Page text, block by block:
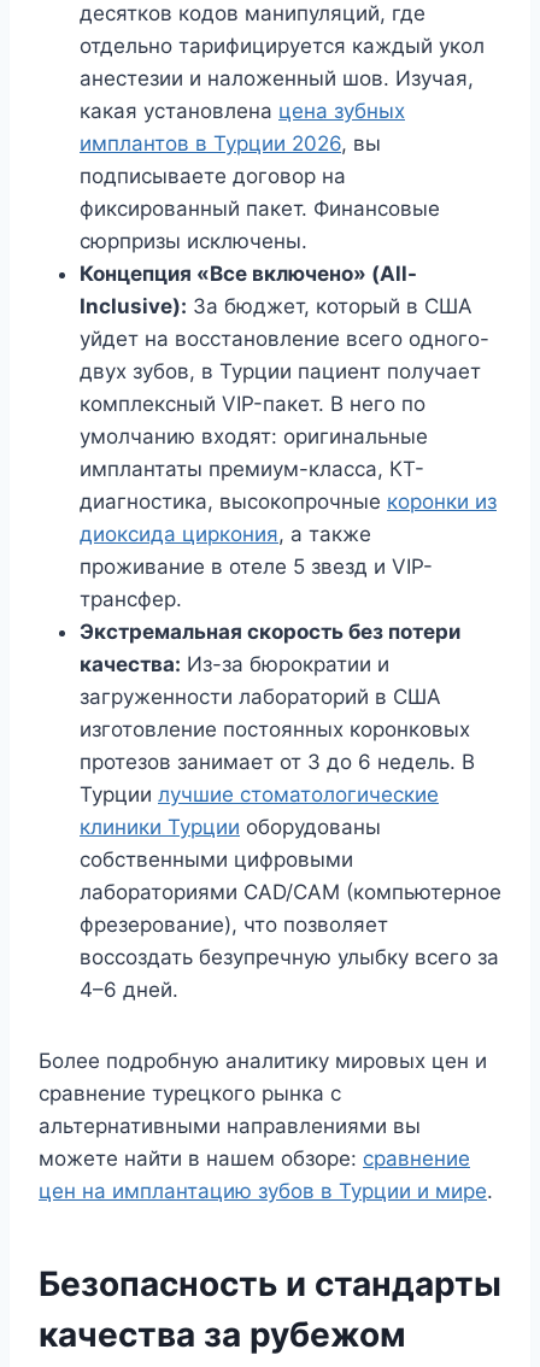
десятков кодов манипуляций, где
отдельно тарифицируется каждый укол
анестезии и наложенный шов. Изучая,
какая установлена цена зубных
имплантов в Турции 2026, вы
подписываете договор на
фиксированный пакет. Финансовые
сюрпризы исключены.
Концепция «Все включено» (All-
Inclusive): За бюджет, который в США
уйдет на восстановление всего одного-
двух зубов, в Турции пациент получает
комплексный VIP-пакет. В него по
умолчанию входят: оригинальные
имплантаты премиум-класса, КТ-
диагностика, высокопрочные коронки из
диоксида циркония, а также
проживание в отеле 5 звезд и VIP-
трансфер.
Экстремальная скорость без потери
качества: Из-за бюрократии и
загруженности лабораторий в США
изготовление постоянных коронковых
протезов занимает от 3 до 6 недель. В
Турции лучшие стоматологические
клиники Турции оборудованы
собственными цифровыми
лабораториями CAD/CAM (компьютерное
фрезерование), что позволяет
воссоздать безупречную улыбку всего за
4–6 дней.
Более подробную аналитику мировых цен и
сравнение турецкого рынка с
альтернативными направлениями вы
можете найти в нашем обзоре: сравнение
цен на имплантацию зубов в Турции и мире.
Безопасность и стандарты
качества за рубежом